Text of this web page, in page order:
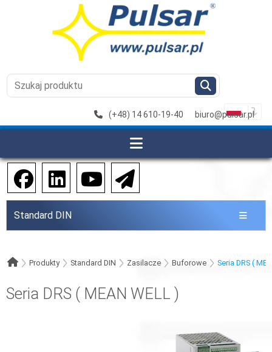
(+48) 14 610-19-40 biuro@pulsar.pl
Standard DIN
Produkty Standard DIN Zasilacze Buforowe Seria DRS (
Seria DRS ( MEAN WELL )